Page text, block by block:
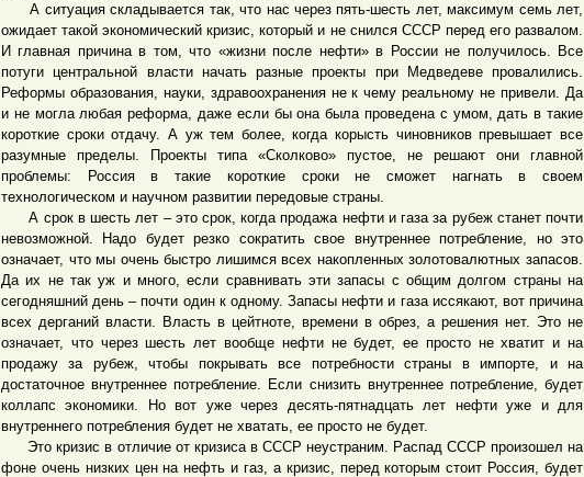
А ситуация складывается так, что нас через пять-шесть лет, максимум семь лет,
ожидает такой экономический кризис, который и не снился СССР перед его развалом.
И главная причина в том, что «жизни после нефти» в России не получилось. Все
потуги центральной власти начать разные проекты при Медведеве провалились.
Реформы образования, науки, здравоохранения не к чему реальному не привели. Да
и не могла любая реформа, даже если бы она была проведена с умом, дать в такие
короткие сроки отдачу. А уж тем более, когда корысть чиновников превышает все
разумные пределы. Проекты типа «Сколково» пустое, не решают они главной
проблемы: Россия в такие короткие сроки не сможет нагнать в своем
технологическом и научном развитии передовые страны.
А срок в шесть лет – это срок, когда продажа нефти и газа за рубеж станет почти
невозможной. Надо будет резко сократить свое внутреннее потребление, но это
означает, что мы очень быстро лишимся всех накопленных золотовалютных запасов.
Да их не так уж и много, если сравнивать эти запасы с общим долгом страны на
сегодняшний день – почти один к одному. Запасы нефти и газа иссякают, вот причина
всех дерганий власти. Власть в цейтноте, времени в обрез, а решения нет. Это не
означает, что через шесть лет вообще нефти не будет, ее просто не хватит и на
продажу за рубеж, чтобы покрывать все потребности страны в импорте, и на
достаточное внутреннее потребление. Если снизить внутреннее потребление, будет
коллапс экономики. Но вот уже через десять-пятнадцать лет нефти уже и для
внутреннего потребления будет не хватать, ее просто не будет.
Это кризис в отличие от кризиса в СССР неустраним. Распад СССР произошел на
фоне очень низких цен на нефть и газ, а кризис, перед которым стоит Россия, будет